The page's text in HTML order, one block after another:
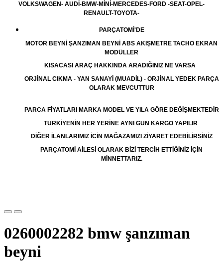
VOLKSWAGEN- AUDİ-BMW-MİNİ-MERCEDES-FORD -SEAT-OPEL-
RENAULT-TOYOTA-
PARÇATOMİ'DE
MOTOR BEYNİ ŞANZIMAN BEYNİ ABS AKIŞMETRE TACHO EKRAN
MODÜLLER
KISACASI ARAÇ HAKKINDA ARADIĞINIZ NE VARSA
ORJİNAL CIKMA - YAN SANAYİ (MUADİL) - ORJİNAL YEDEK PARÇA
OLARAK MEVCUTTUR
PARCA FİYATLARI MARKA MODEL VE YILA GÖRE DEĞİŞMEKTEDİR
TÜRKİYENİN HER YERİNE AYNI GÜN KARGO YAPILIR
DİĞER İLANLARIMIZ İCİN MAĞAZAMIZI ZİYARET EDEBİLİRSİNİZ
PARÇATOMİ AİLESİ OLARAK BİZİ TERCİH ETTİĞİNİZ İÇİN
MİNNETTARIZ.
0260002282 bmw şanzıman
beyni